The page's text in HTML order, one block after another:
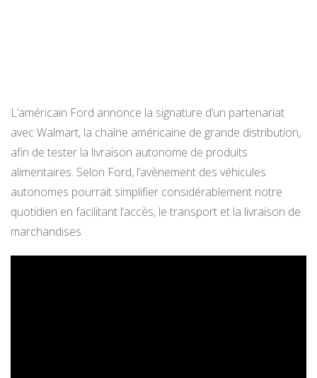
L’américain Ford annonce la signature d’un partenariat
avec Walmart, la chaîne américaine de grande distribution,
afin de tester la livraison autonome de produits
alimentaires. Selon Ford, l’avènement des véhicules
autonomes pourrait simplifier considérablement notre
quotidien en facilitant l’accès, le transport et la livraison de
marchandises.